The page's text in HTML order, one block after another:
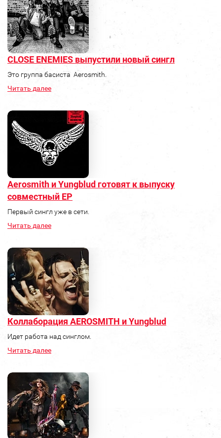
CLOSE ENEMIES выпустили новый сингл
Это группа басиста Aerosmith.
Читать далее
Aerosmith и Yungblud готовят к выпуску
совместный ЕР
Первый сингл уже в сети.
Читать далее
Коллаборация AEROSMITH и Yungblud
Идет работа над синглом.
Читать далее